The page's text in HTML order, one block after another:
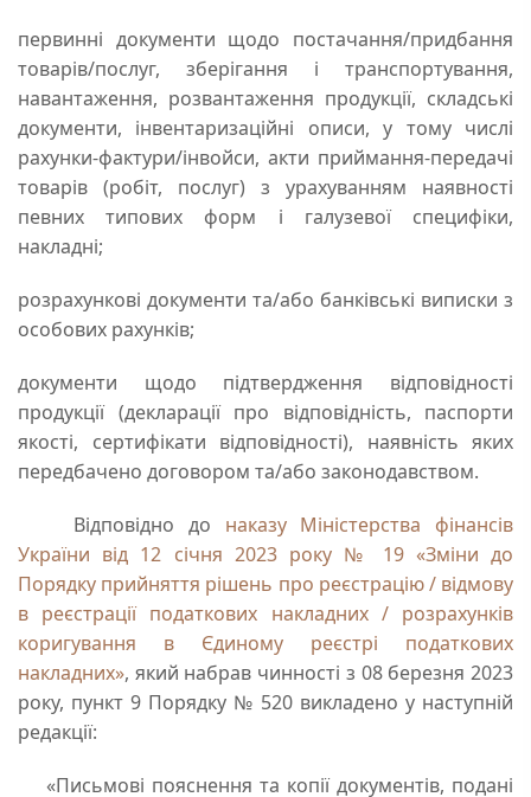
первинні документи щодо постачання/придбання
товарів/послуг, зберігання і транспортування,
навантаження, розвантаження продукції, складські
документи, інвентаризаційні описи, у тому числі
рахунки-фактури/інвойси, акти приймання-передачі
товарів (робіт, послуг) з урахуванням наявності
певних типових форм і галузевої специфіки,
накладні;
розрахункові документи та/або банківські виписки з
особових рахунків;
документи щодо підтвердження відповідності
продукції (декларації про відповідність, паспорти
якості, сертифікати відповідності), наявність яких
передбачено договором та/або законодавством.
Відповідно до наказу Міністерства фінансів
України від 12 січня 2023 року № 19 «Зміни до
Порядку прийняття рішень про реєстрацію / відмову
в реєстрації податкових накладних / розрахунків
коригування в Єдиному реєстрі податкових
накладних», який набрав чинності з 08 березня 2023
року, пункт 9 Порядку № 520 викладено у наступній
редакції:
«Письмові пояснення та копії документів, подані